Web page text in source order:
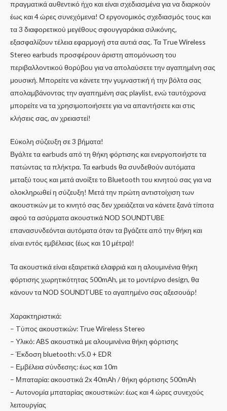
πραγματικά αυθεντικό ήχο και είναι σχεδιασμένα για να διαρκούν
έως και 4 ώρες συνεχόμενα! Ο εργονομικός σχεδιασμός τους και
τα 3 διαφορετικού μεγέθους σφουγγαράκια σιλικόνης,
εξασφαλίζουν τέλεια εφαρμογή στα αυτιά σας. Τα True Wireless
Stereo earbuds προσφέρουν άριστη απομόνωση του
περιβαλλοντικού θορύβου για να απολαύσετε την αγαπημένη σας
μουσική. Μπορείτε να κάνετε την γυμναστική ή την βόλτα σας
απολαμβάνοντας την αγαπημένη σας playlist, ενώ ταυτόχρονα
μπορείτε να τα χρησιμοποιήσετε για να απαντήσετε και στις
κλήσεις σας, αν χρειαστεί!
Εύκολη σύζευξη σε 3 βήματα!
Βγάλτε τα earbuds από τη θήκη φόρτισης και ενεργοποιήστε τα
πατώντας τα πλήκτρα. Τα earbuds θα συνδεθούν αυτόματα
μεταξύ τους και μετά ανοίξτε το Bluetooth του κινητού σας για να
ολοκληρωθεί η σύζευξη! Μετά την πρώτη αντιστοίχιση των
ακουστικών με το κινητό σας δεν χρειάζεται να κάνετε ξανά τίποτα
αφού τα ασύρματα ακουστικά NOD SOUNDTUBE
επανασυνδεόνται αυτόματα όταν τα βγάζετε από την θήκη και
είναι εντός εμβέλειας (έως και 10 μέτρα)!
Τα ακουστικά είναι εξαιρετικά ελαφριά και η αλουμινένια θήκη
φόρτισης χωρητικότητας 500mAh, με το μοντέρνο design, θα
κάνουν τα NOD SOUNDTUBE το αγαπημένο σας αξεσουάρ!
Χαρακτηριστικά:
– Tύπος ακουστικών: True Wireless Stereo
– Υλικό: ABS ακουστικά με αλουμινένια θήκη φόρτισης
– Έκδοση bluetooth: v5.0 + EDR
– Εμβέλεια σύνδεσης: έως και 10m
– Μπαταρία: ακουστικά 2x 40mAh / θήκη φόρτισης 500mAh
– Αυτονομία μπαταρίας ακουστικών: έως και 4 ώρες συνεχούς
λειτουργίας